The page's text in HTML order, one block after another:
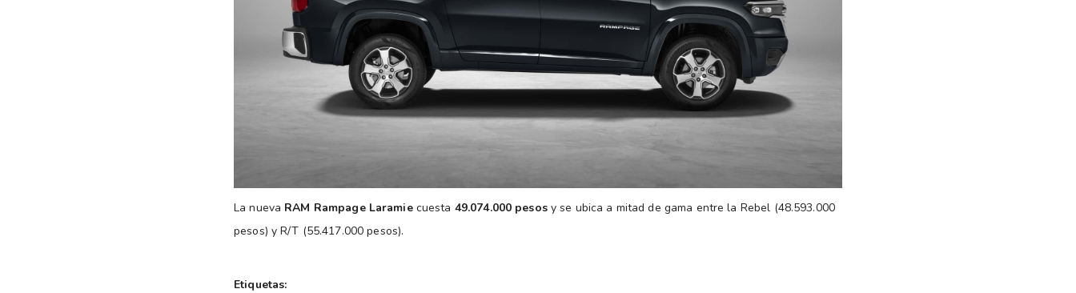
La nueva RAM Rampage Laramiecuesta 49.074.000 pesosy se ubica a mitad de gama entre la Rebel (48.593.000
pesos) y R/T (55.417.000 pesos).
Etiquetas: